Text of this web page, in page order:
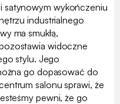
satynowym wykończeniu
industrialnego
ma smukłą,
widoczne
stylu. Jego
go dopasować do
salonu sprawi, że
pewni, że go